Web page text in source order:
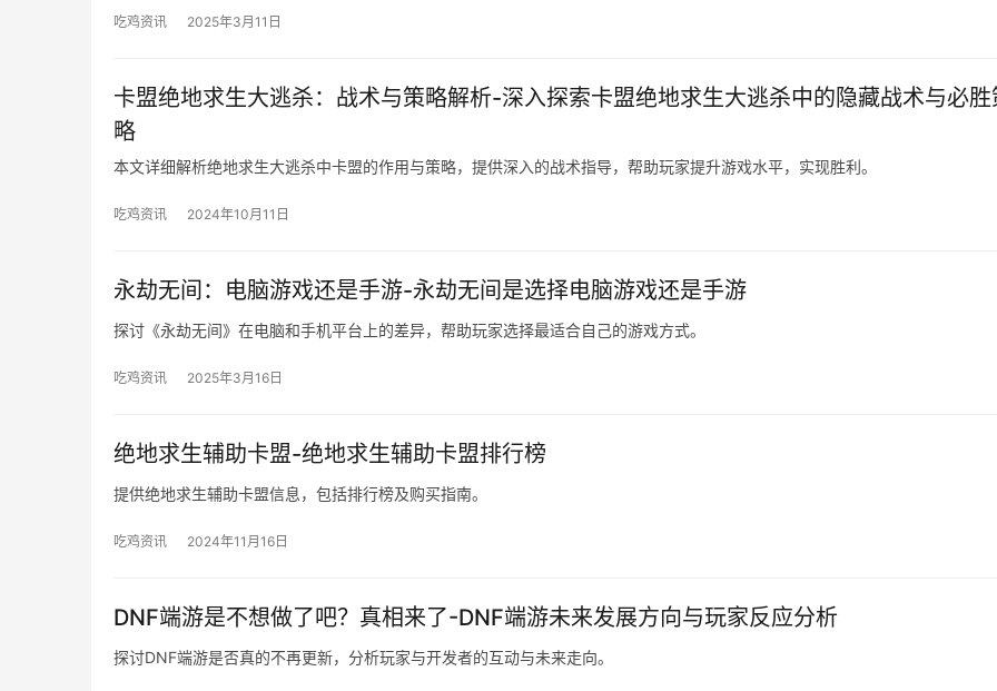
吃鸡资讯 2025年3月11日
卡盟绝地求生大逃杀：战术与策略解析-深入探索卡盟绝地求生大逃杀中的隐藏战术与必胜
略
本文详细解析绝地求生大逃杀中卡盟的作用与策略，提供深入的战术指导，帮助玩家提升游戏水平，实现胜利。
吃鸡资讯 2024年10月11日
永劫无间：电脑游戏还是手游-永劫无间是选择电脑游戏还是手游
探讨《永劫无间》在电脑和手机平台上的差异，帮助玩家选择最适合自己的游戏方式。
吃鸡资讯 2025年3月16日
绝地求生辅助卡盟-绝地求生辅助卡盟排行榜
提供绝地求生辅助卡盟信息，包括排行榜及购买指南。
吃鸡资讯 2024年11月16日
DNF端游是不想做了吧？真相来了-DNF端游未来发展方向与玩家反应分析
探讨DNF端游是否真的不再更新，分析玩家与开发者的互动与未来走向。